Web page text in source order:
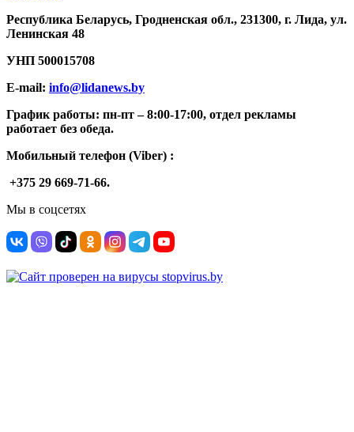
Республика Беларусь, Гродненская обл., 231300, г. Лида, ул.
Ленинская 48
УНП 500015708
E-mail: info@lidanews.by
График работы: пн-пт –8:00-17:00, отдел рекламы
работает без обеда.
Мобильный телефон (Viber) :
+375 29 669-71-66.
Мы в соцсетях